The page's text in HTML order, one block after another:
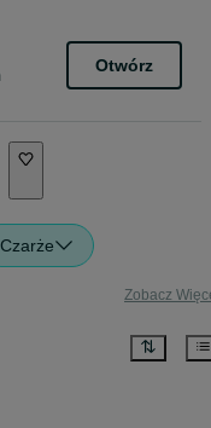
Otwórz
Czarże
Zobacz